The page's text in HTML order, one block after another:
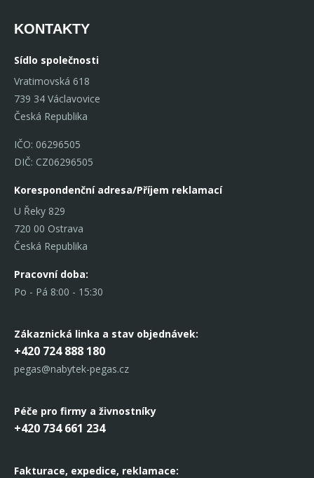
KONTAKTY
Sídlo společnosti
Vratimovská 618
739 34 Václavovice
Česká Republika
IČO: 06296505
DIČ: CZ06296505
Korespondenční adresa/Příjem reklamací
U Řeky 829
720 00 Ostrava
Česká Republika
Pracovní doba:
Po - Pá 8:00 - 15:30
Zákaznická linka a stav objednávek:
+420 724 888 180
pegas@nabytek-pegas.cz
Péče pro firmy a živnostníky
+420 734 661 234
Fakturace, expedice, reklamace: